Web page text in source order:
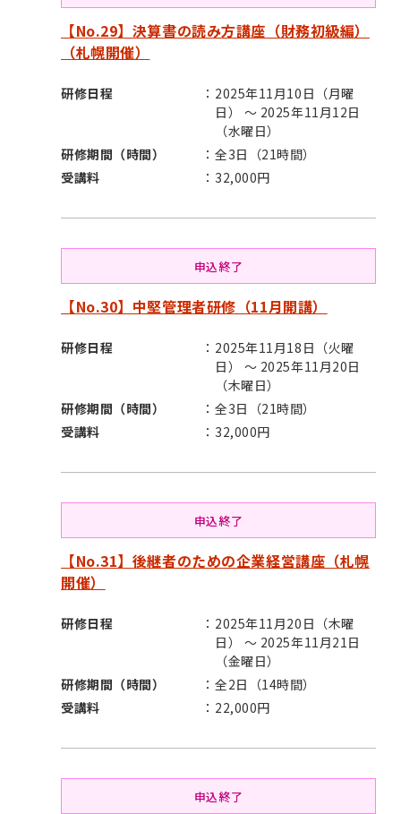
【No.29】決算書の読み方講座（財務初級編）
（札幌開催）
研修日程
2025年11月10日（月曜
日） ～ 2025年11月12日
（水曜日）
研修期間（時間）
全3日（21時間）
受講料
32,000円
申込終了
【No.30】中堅管理者研修（11月開講）
研修日程
2025年11月18日（火曜
日） ～ 2025年11月20日
（木曜日）
研修期間（時間）
全3日（21時間）
受講料
32,000円
申込終了
【No.31】後継者のための企業経営講座（札幌
開催）
研修日程
2025年11月20日（木曜
日） ～ 2025年11月21日
（金曜日）
研修期間（時間）
全2日（14時間）
受講料
22,000円
申込終了